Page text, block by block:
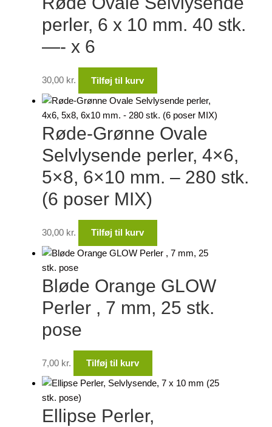
perler, 6 x 10 mm. 40 stk.
—- x 6
30,00 kr. Tilføj til kurv
Røde-Grønne Ovale
Selvlysende perler, 4×6,
5×8, 6×10 mm. – 280 stk.
(6 poser MIX)
30,00 kr. Tilføj til kurv
Bløde Orange GLOW
Perler , 7 mm, 25 stk.
pose
7,00 kr. Tilføj til kurv
Ellipse Perler,